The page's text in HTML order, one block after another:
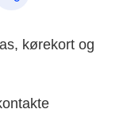
kørekort og